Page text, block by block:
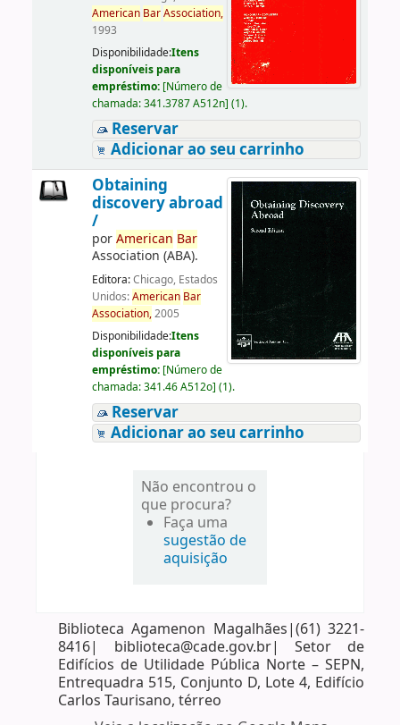
American BarAssociation,
1993
Disponibilidade:Itens
disponíveis para
empréstimo: [Número de
chamada:341.3787 A512n] (1).
Reservar
Adicionar ao seu carrinho
Obtaining
discovery abroad
/
porAmerican Bar
Association (ABA).
Editora:Chicago, Estados
Unidos:American Bar
Association,2005
Disponibilidade:Itens
disponíveis para
empréstimo: [Número de
chamada:341.46 A512o] (1).
Reservar
Adicionar ao seu carrinho
Não encontrou o
que procura?
Faça uma
sugestão de
aquisição
Biblioteca Agamenon Magalhães|(61) 3221-
8416| biblioteca@cade.gov.br| Setor de
Edifícios de Utilidade Pública Norte – SEPN,
Entrequadra 515, Conjunto D, Lote 4, Edifício
Carlos Taurisano, térreo